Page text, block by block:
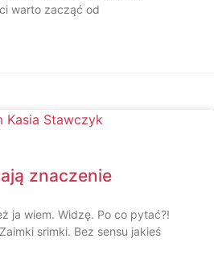
warto zacząć od
znaczenie
ja wiem. Widzę. Po co pytać?!
srimki. Bez sensu jakieś